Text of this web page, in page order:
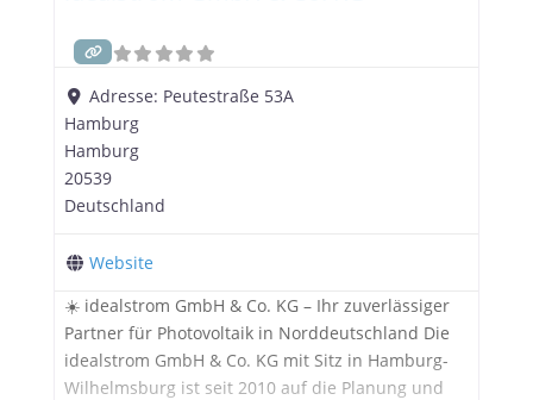
Adresse: Peutestraße 53A
Hamburg
Hamburg
20539
Deutschland
Website
☀️ idealstrom GmbH & Co. KG – Ihr zuverlässiger
Partner für Photovoltaik in Norddeutschland Die
idealstrom GmbH & Co. KG mit Sitz in Hamburg-
Wilhelmsburg ist seit 2010 auf die Planung und